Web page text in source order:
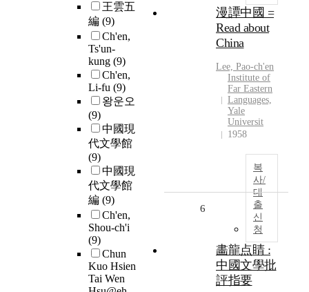
王雲五
編 (9)
Ch'en,
Ts'un-
kung (9)
Ch'en,
Li-fu (9)
왕운오
(9)
中國現
代文學館
(9)
中國現
代文學館
編 (9)
Ch'en,
Shou-ch'i
(9)
Chun
Kuo Hsien
Tai Wen
漫譚中國 =
Read about
China
Lee, Pao-ch'en
Institute of
Far Eastern
Languages,
Yale
Universit
1958
복
사/
대
출
신
청
6
畵龍点睛 :
中國文學批
評指要